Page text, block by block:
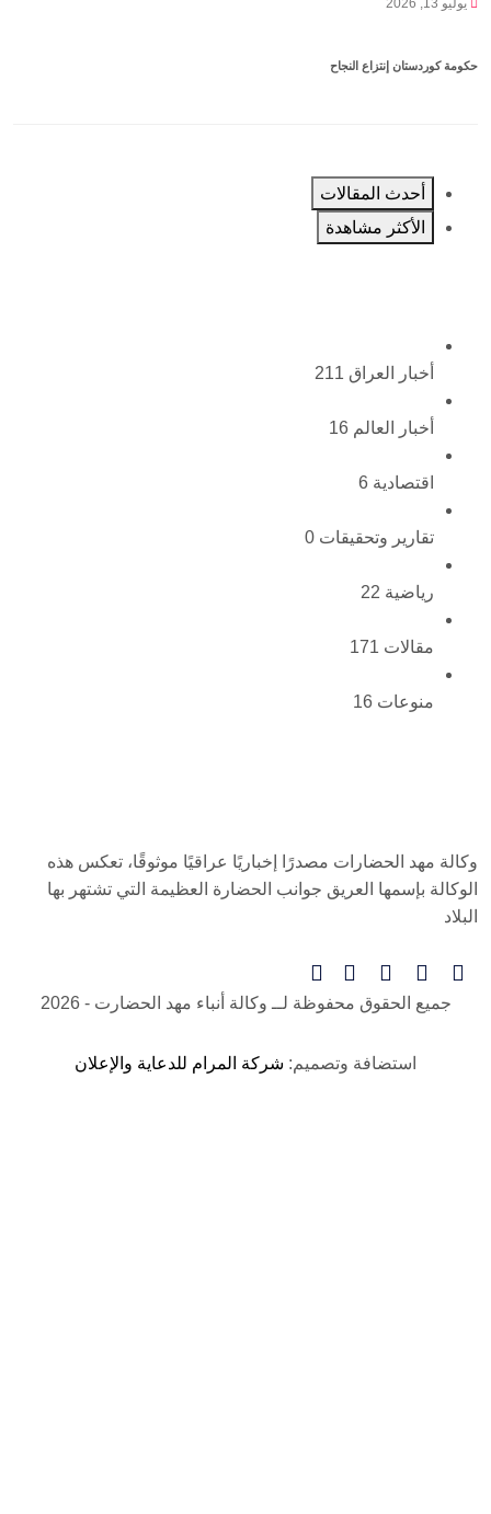
يوليو 13, 2026
حكومة كوردستان إنتزاع النجاح
أحدث المقالات
الأكثر مشاهدة
أخبار العراق 211
أخبار العالم 16
اقتصادية 6
تقارير وتحقيقات 0
رياضية 22
مقالات 171
منوعات 16
وكالة مهد الحضارات مصدرًا إخباريًا عراقيًا موثوقًا، تعكس هذه
الوكالة بإسمها العريق جوانب الحضارة العظيمة التي تشتهر بها
البلاد
جميع الحقوق محفوظة لــ وكالة أنباء مهد الحضارت - 2026
استضافة وتصميم: شركة المرام للدعاية والإعلان